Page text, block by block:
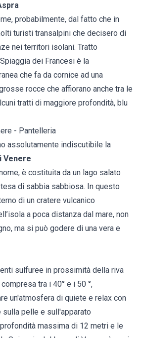
probabilmente, dal fatto che in
turisti transalpini che decisero di
nei territori isolani. Tratto
dei Francesi è la
che fa da cornice ad una
rocce che affiorano anche tra le
tratti di maggiore profondità, blu
- Pantelleria
assolutamente indiscutibile la
Venere
è costituita da un lago salato
di sabbia sabbiosa. In questo
di un cratere vulcanico
a poca distanza dal mare, non
ma si può godere di una vera e
sulfuree in prossimità della riva
tra i 40° e i 50 °,
un'atmosfera di quiete e relax con
pelle e sull'apparato
massima di 12 metri e le